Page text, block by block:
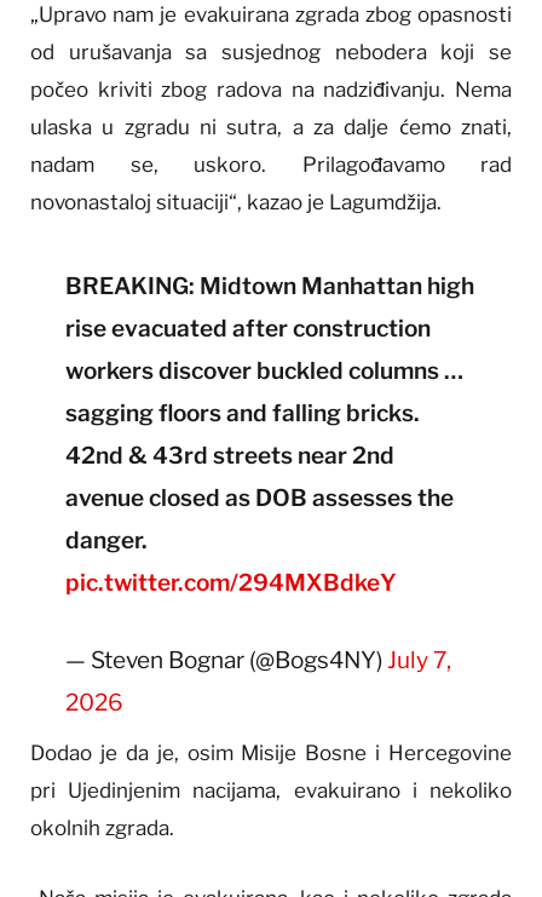
„Upravo nam je evakuirana zgrada zbog opasnosti
od urušavanja sa susjednog nebodera koji se
počeo kriviti zbog radova na nadziđivanju. Nema
ulaska u zgradu ni sutra, a za dalje ćemo znati,
nadam se, uskoro. Prilagođavamo rad
novonastaloj situaciji“, kazao je Lagumdžija.
BREAKING: Midtown Manhattan high
rise evacuated after construction
workers discover buckled columns …
sagging floors and falling bricks.
42nd & 43rd streets near 2nd
avenue closed as DOB assesses the
danger.
pic.twitter.com/294MXBdkeY
— Steven Bognar (@Bogs4NY)July 7,
2026
Dodao je da je, osim Misije Bosne i Hercegovine
pri Ujedinjenim nacijama, evakuirano i nekoliko
okolnih zgrada.